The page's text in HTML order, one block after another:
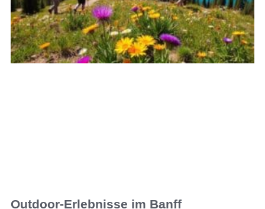
Outdoor-Erlebnisse im Banff